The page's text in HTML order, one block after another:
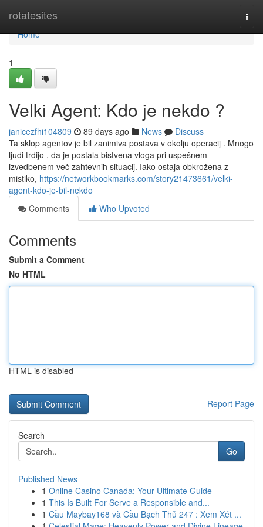
rotatesites
Home
Home
1
Velki Agent: Kdo je nekdo ?
janicezfhi104809 89 days ago News
Discuss
Ta sklop agentov je bil zanimiva postava v okolju operacij . Mnogo
ljudi trdijo , da je postala bistvena vloga pri uspešnem
izvedbenem več zahtevnih situacij. Iako ostaja obkrožena z
mistiko, https://networkbookmarks.com/story21473661/velki-
agent-kdo-je-bil-nekdo
Comments
Who Upvoted
Comments
Submit a Comment
No HTML
HTML is disabled
Report Page
Search
Go
Published News
1 Online Casino Canada: Your Ultimate Guide
1 This Is Built For Serve a Responsible and...
1 Cầu Maybay168 và Cầu Bạch Thủ 247 : Xem Xét ...